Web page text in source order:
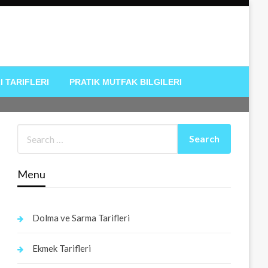
TARIFLERI PRATIK MUTFAK BILGILERI
Menu
Dolma ve Sarma Tarifleri
Ekmek Tarifleri